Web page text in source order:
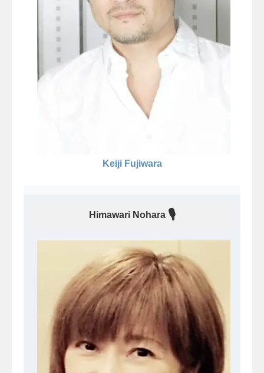
Keiji Fujiwara
Himawari Nohara 🎙